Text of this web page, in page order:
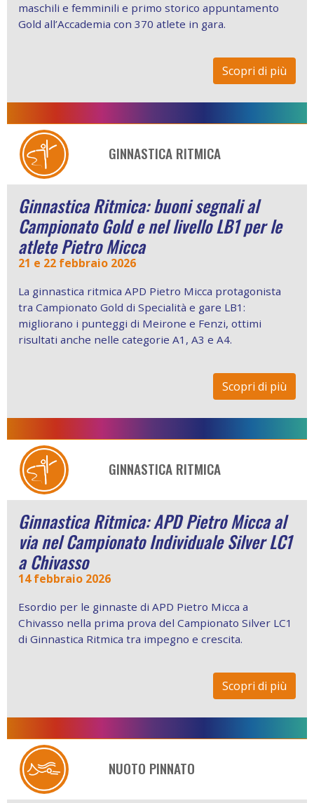
maschili e femminili e primo storico appuntamento
Gold all’Accademia con 370 atlete in gara.
Scopri di più
GINNASTICA RITMICA
Ginnastica Ritmica: buoni segnali al
Campionato Gold e nel livello LB1 per le
atlete Pietro Micca
21 e 22 febbraio 2026
La ginnastica ritmica APD Pietro Micca protagonista
tra Campionato Gold di Specialità e gare LB1:
migliorano i punteggi di Meirone e Fenzi, ottimi
risultati anche nelle categorie A1, A3 e A4.
Scopri di più
GINNASTICA RITMICA
Ginnastica Ritmica: APD Pietro Micca al
via nel Campionato Individuale Silver LC1
a Chivasso
14 febbraio 2026
Esordio per le ginnaste di APD Pietro Micca a
Chivasso nella prima prova del Campionato Silver LC1
di Ginnastica Ritmica tra impegno e crescita.
Scopri di più
NUOTO PINNATO